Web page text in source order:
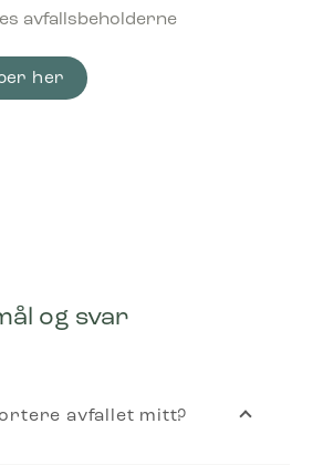
avfallsbeholderne
her
og svar
avfallet mitt?